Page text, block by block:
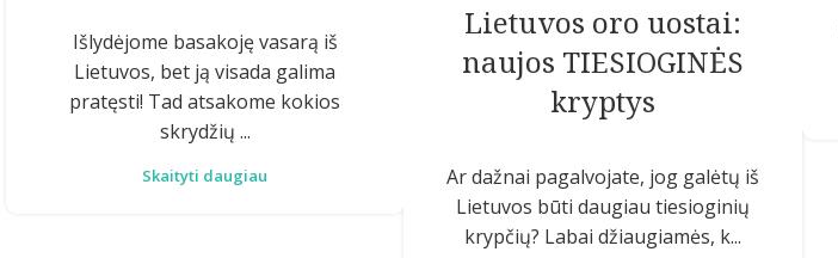
Išlydėjome basakoję vasarą iš
Lietuvos, bet ją visada galima
pratęsti! Tad atsakome kokios
skrydžių ...
Skaityti daugiau
Lietuvos oro uostai:
naujos TIESIOGINĖS
kryptys
Ar dažnai pagalvojate, jog galėtų iš
Lietuvos būti daugiau tiesioginių
krypčių? Labai džiaugiamės, k...